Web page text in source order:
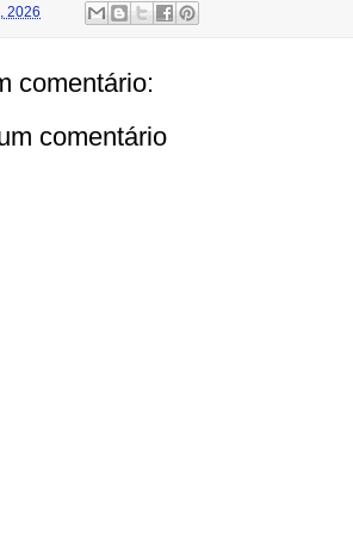
2026
comentário:
comentário